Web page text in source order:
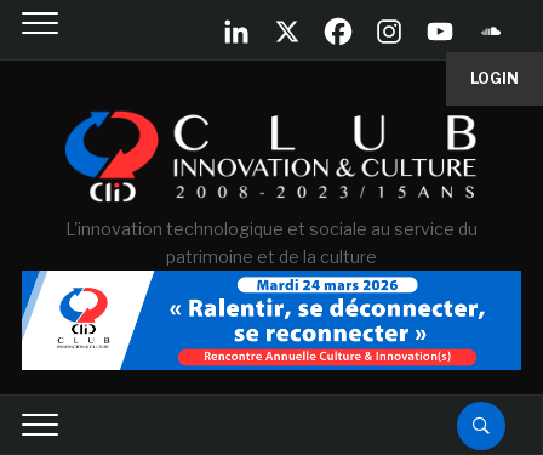
LOGIN
L'innovation technologique et sociale au service du
patrimoine et de la culture